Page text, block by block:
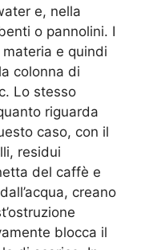
e, nella
o pannolini. I
e quindi
colonna di
Lo stesso
riguarda
caso, con il
residui
del caffè e
creano
blocca il